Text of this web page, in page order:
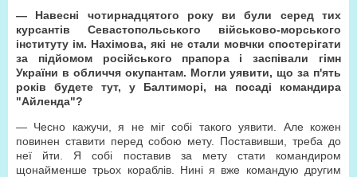
— Навесні чотирнадцятого року ви були серед тих
курсантів Севастопольського військово-морського
інституту ім. Нахімова, які не стали мовчки спостерігати
за підйомом російського прапора і заспівали гімн
України в обличчя окупантам. Могли уявити, що за п'ять
років будете тут, у Балтиморі, на посаді командира
"Айленда"?
— Чесно кажучи, я не міг собі такого уявити. Але кожен
повинен ставити перед собою мету. Поставивши, треба до
неї йти. Я собі поставив за мету стати командиром
щонайменше трьох кораблів. Нині я вже командую другим